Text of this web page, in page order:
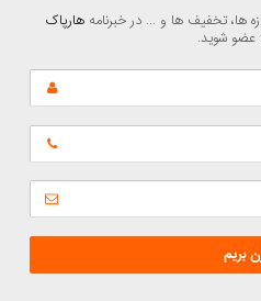
ها، تخفیف ها و ... در خبرنامه
عضو شوید.
بریم